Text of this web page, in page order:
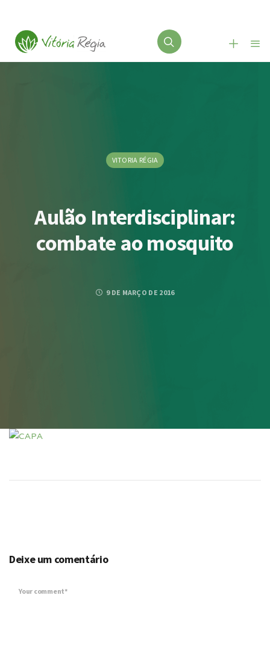
VITORIA RÉGIA
Aulão Interdisciplinar:
combate ao mosquito
9 DE MARÇO DE 2016
Deixe um comentário
Your comment*